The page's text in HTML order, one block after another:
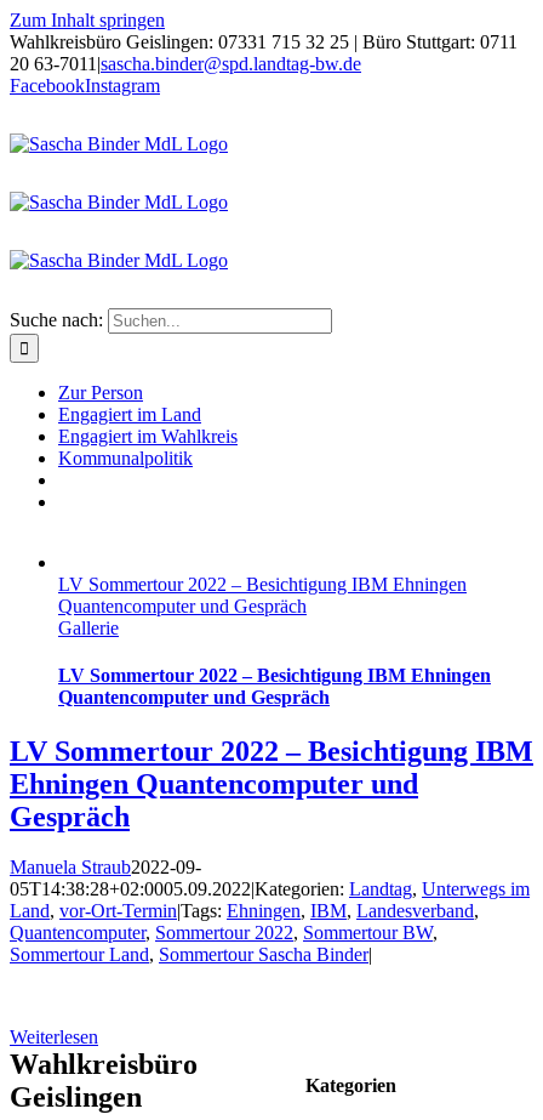
Zum Inhalt springen
Wahlkreisbüro Geislingen: 07331 715 32 25 | Büro Stuttgart: 0711
20 63-7011 |sascha.binder@spd.landtag-bw.de
FacebookInstagram
Suche nach:
Zur Person
Engagiert im Land
Engagiert im Wahlkreis
Kommunalpolitik
LV Sommertour 2022 – Besichtigung IBM Ehningen
Quantencomputer und Gespräch
Gallerie
LV Sommertour 2022 – Besichtigung IBM Ehningen
Quantencomputer und Gespräch
LV Sommertour 2022 – Besichtigung IBM
Ehningen Quantencomputer und
Gespräch
Manuela Straub2022-09-
05T14:38:28+02:0005.09.2022|Kategorien: Landtag, Unterwegs im
Land, vor-Ort-Termin|Tags: Ehningen, IBM, Landesverband,
Quantencomputer, Sommertour 2022, Sommertour BW,
Sommertour Land, Sommertour Sascha Binder|
Weiterlesen
Kategorien
Wahlkreisbüro
Geislingen